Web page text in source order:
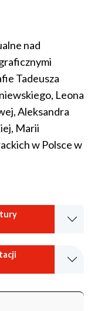
1969
nad
Tadeusza
Leona
Aleksandra
Marii
w Polsce w